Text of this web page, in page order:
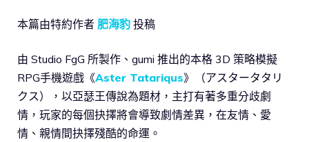
本篇由特約作者 肥海豹 投稿
由 Studio FgG 所製作、gumi 推出的本格 3D 策略模擬
RPG手機遊戲《Aster Tatariqus》（アスタータタリ
クス），以亞瑟王傳說為題材，主打有著多重分歧劇
情，玩家的每個抉擇將會導致劇情差異，在友情、愛
情、親情間抉擇殘酷的命運。